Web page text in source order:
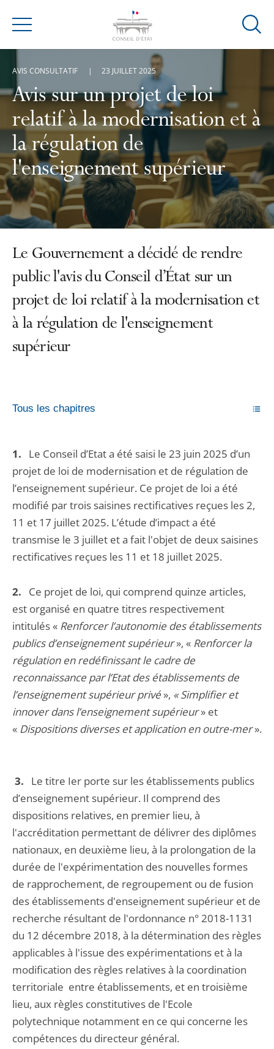
Menu
Ouvrir
Avis sur un projet de loi
relatif à la modernisation et à
la régulation de
l'enseignement supérieur
AVIS CONSULTATIF 23 JUILLET 2025
Le Gouvernement a décidé de rendre
public l'avis du Conseil d’État sur un
projet de loi relatif à la modernisation et
à la régulation de l'enseignement
supérieur
Tous les chapitres
1. Le Conseil d’Etat a été saisi le 23 juin 2025 d’un
projet de loi de modernisation et de régulation de
l’enseignement supérieur. Ce projet de loi a été
modifié par trois saisines rectificatives reçues les 2,
11 et 17 juillet 2025. L’étude d’impact a été
transmise le 3 juillet et a fait l'objet de deux saisines
rectificatives reçues les 11 et 18 juillet 2025.
2. Ce projet de loi, qui comprend quinze articles,
est organisé en quatre titres respectivement
intitulés « Renforcer l’autonomie des établissements
publics d’enseignement supérieur», « Renforcer la
régulation en redéfinissant le cadre de
reconnaissance par l’Etat des établissements de
l’enseignement supérieur privé», « Simplifier et
innover dans l’enseignement supérieur» et
« Dispositions diverses et application en outre-mer».
3. Le titre Ier porte sur les établissements publics
d’enseignement supérieur. Il comprend des
dispositions relatives, en premier lieu, à
l'accréditation permettant de délivrer des diplômes
nationaux, en deuxième lieu, à la prolongation de la
durée de l'expérimentation des nouvelles formes
de rapprochement, de regroupement ou de fusion
des établissements d'enseignement supérieur et de
recherche résultant de l'ordonnance n° 2018-1131
du 12 décembre 2018, à la détermination des règles
applicables à l'issue des expérimentations et à la
modification des règles relatives à la coordination
territoriale entre établissements, et en troisième
lieu, aux règles constitutives de l'Ecole
polytechnique notamment en ce qui concerne les
compétences du directeur général.